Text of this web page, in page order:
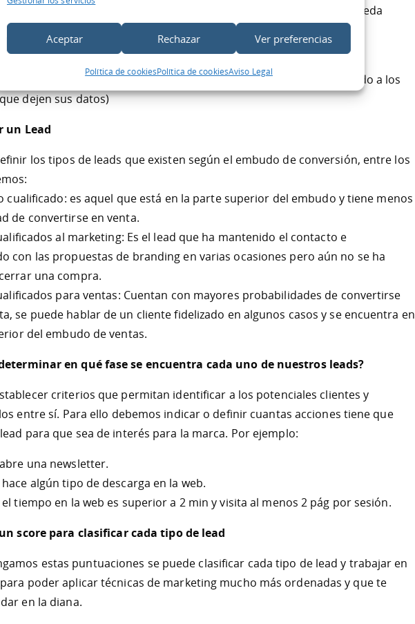
Aceptar Rechazar Ver preferencias
Política de cookiesPolítica de cookiesAviso Legal
de calidad y aportando información para que el usuario pueda
proceso de compra (infografías, videos, infoproductos, etc)
la conversión de las visitas en leads
crear una base de datos de potenciales interesados (incentivando a los
dejen sus datos)
un Lead
los tipos de leads que existen según el embudo de conversión, entre los
cualificado: es aquel que está en la parte superior del embudo y tiene menos
de convertirse en venta.
al marketing: Es el lead que ha mantenido el contacto e
con las propuestas de branding en varias ocasiones pero aún no se ha
una compra.
para ventas: Cuentan con mayores probabilidades de convertirse
se puede hablar de un cliente fidelizado en algunos casos y se encuentra en
del embudo de ventas.
en qué fase se encuentra cada uno de nuestros leads?
criterios que permitan identificar a los potenciales clientes y
entre sí. Para ello debemos indicar o definir cuantas acciones tiene que
para que sea de interés para la marca. Por ejemplo:
una newsletter.
algún tipo de descarga en la web.
tiempo en la web es superior a 2 min y visita al menos 2 pág por sesión.
score para clasificar cada tipo de lead
estas puntuaciones se puede clasificar cada tipo de lead y trabajar en
poder aplicar técnicas de marketing mucho más ordenadas y que te
en la diana.